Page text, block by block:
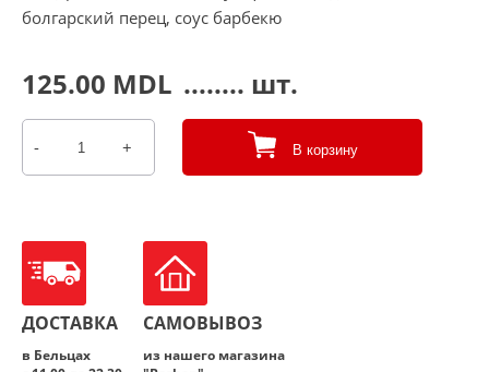
болгарский перец, соус барбекю
125.00 MDL ........ шт.
Количество
BBQ
- + В корзину
ДОСТАВКА
в Бельцах
САМОВЫВОЗ
из нашего магазина